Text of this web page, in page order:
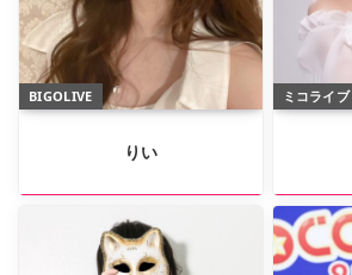
BIGOLIVE
りい
ミコライブ